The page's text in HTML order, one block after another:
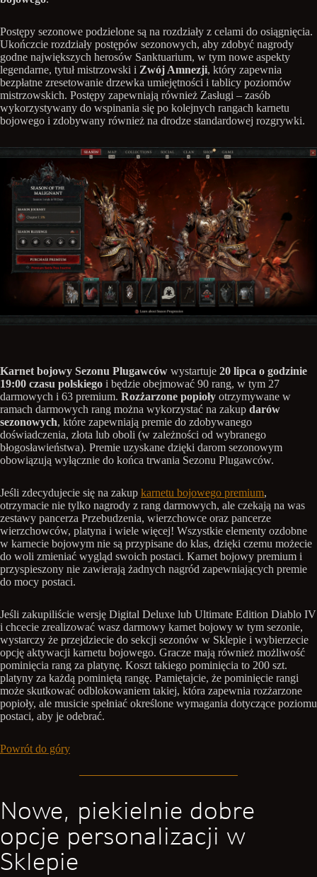
Postępy sezonowe podzielone są na rozdziały z celami do osiągnięcia.
Ukończcie rozdziały postępów sezonowych, aby zdobyć nagrody
godne największych herosów Sanktuarium, w tym nowe aspekty
legendarne, tytuł mistrzowski i Zwój Amnezji, który zapewnia
bezpłatne zresetowanie drzewka umiejętności i tablicy poziomów
mistrzowskich. Postępy zapewniają również Zasługi – zasób
wykorzystywany do wspinania się po kolejnych rangach karnetu
bojowego i zdobywany również na drodze standardowej rozgrywki.
Karnet bojowy Sezonu Plugawców wystartuje 20 lipca o godzinie
19:00 czasu polskiego i będzie obejmować 90 rang, w tym 27
darmowych i 63 premium. Rozżarzone popioły otrzymywane w
ramach darmowych rang można wykorzystać na zakup darów
sezonowych, które zapewniają premie do zdobywanego
doświadczenia, złota lub oboli (w zależności od wybranego
błogosławieństwa). Premie uzyskane dzięki darom sezonowym
obowiązują wyłącznie do końca trwania Sezonu Plugawców.
Jeśli zdecydujecie się na zakup karnetu bojowego premium,
otrzymacie nie tylko nagrody z rang darmowych, ale czekają na was
zestawy pancerza Przebudzenia, wierzchowce oraz pancerze
wierzchowców, platyna i wiele więcej! Wszystkie elementy ozdobne
w karnecie bojowym nie są przypisane do klas, dzięki czemu możecie
do woli zmieniać wygląd swoich postaci. Karnet bojowy premium i
przyspieszony nie zawierają żadnych nagród zapewniających premie
do mocy postaci.
Jeśli zakupiliście wersję Digital Deluxe lub Ultimate Edition Diablo IV
i chcecie zrealizować wasz darmowy karnet bojowy w tym sezonie,
wystarczy że przejdziecie do sekcji sezonów w Sklepie i wybierzecie
opcję aktywacji karnetu bojowego. Gracze mają również możliwość
pominięcia rang za platynę. Koszt takiego pominięcia to 200 szt.
platyny za każdą pominiętą rangę. Pamiętajcie, że pominięcie rangi
może skutkować odblokowaniem takiej, która zapewnia rozżarzone
popioły, ale musicie spełniać określone wymagania dotyczące poziomu
postaci, aby je odebrać.
Powrót do góry
Nowe, piekielnie dobre
opcje personalizacji w
Sklepie